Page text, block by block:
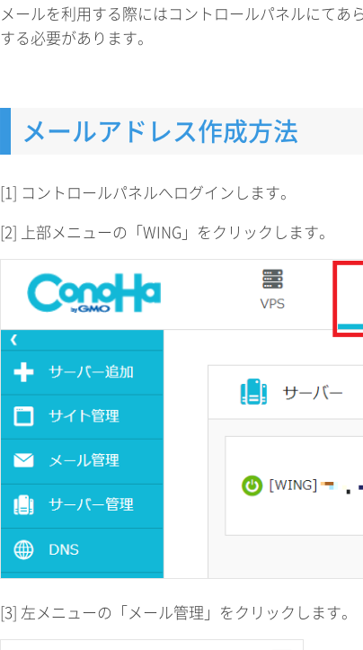
メールを利用する際にはコントロールパネルにてあ
する必要があります。
メールアドレス作成方法
[1] コントロールパネルへログインします。
[2] 上部メニューの「WING」をクリックします。
[3] 左メニューの「メール管理」をクリックします。